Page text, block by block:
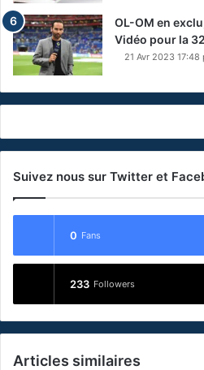
OL-OM en
Vidéo pour la
21 Avr 2023 17:48
Suivez nous sur Twitter et
0 Fans
233 Followers
Articles similaires